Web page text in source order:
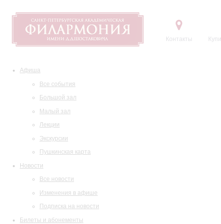
Контакты
Афиша
Все события
Большой зал
Малый зал
Лекции
Экскурсии
Пушкинская карта
Новости
Все новости
Изменения в афише
Подписка на новости
Билеты и абонементы